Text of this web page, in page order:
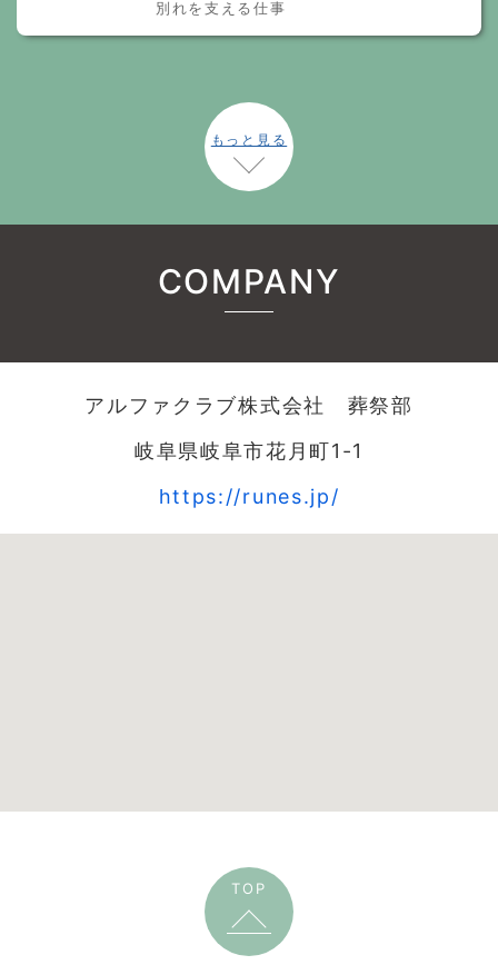
別れを支える仕事
もっと見る
COMPANY
アルファクラブ株式会社 葬祭部
岐阜県岐阜市花月町1-1
https://runes.jp/
TOP